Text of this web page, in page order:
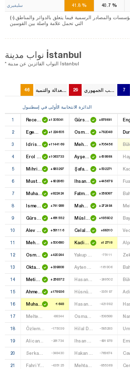
سليفيري %
41.8 %
40.7
(-).لا يمكن الحصول على معلومات من المؤسسات والمصادر الرسمية فيما يتعلق بالدوائر والمناطق
التي تحمل علامة واصلة بين القوسين
نواب مدينة İstanbul
* النواب الفائزين عن مدينة İstanbul
46 29 حزب الشعب الجمهوري 7
الدائرة الانتخابية الأولى في إسطنبول
1 Recep Tayyip Erdoğan +1305041 +878641
2 Egemen Bağiş +1224605 Osman Taney Korutürk +792048
3 +1144169 Mehmet Akif Hamzaçebi +705456
4 +1063733 Ayşe Eser Danişoğlu +618864
5 +983297 Şafak Payev +532271
6 Mustafa Ataş +902860 Ihsan Özkes +445679
7 Muhammed Çetin +822424 Fatma Nur Serter +359087
8 Ismet Uçma +741988 Mahmut Tanal +272494
9 +661552 +185902
10 +581116 +99310
11 Mehmet Domaç +500680 +12718
12 Osman Boyraz +420244 -75111
13 Oktay Saral +339808 -161806
14 +259372 Hasan Basri Özbek -248502
15 Ahmet Berat Çonkar +178936 Hüsnü Süslü -335197
16 Muhammet Bilal Macit -1648 Hasan Uzunyayla -421892
17 Meltem Gürler -88344 Osman Yazici -508588
18 Özlem Öztekin Vural -175039 -595283
19 Alican Taşci -261734 -681978
20 Serkan Bayram -348430 -768674
21 Fahri Yasin Şener -435125 Mehtap Düzova -855369